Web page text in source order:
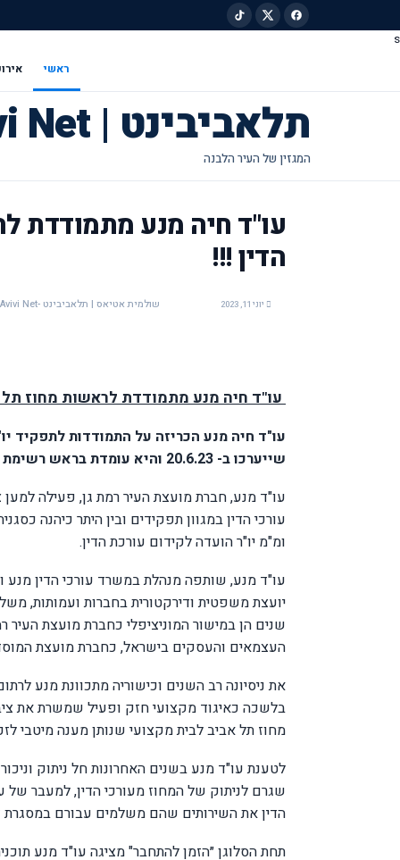
s
ראשי
תלאביבינט | Tel Avivi Net
עו"ד חיה מנע מתמודדת
הדין !!!
יוני 11, 2023 שולמית אטיאס | תלאביבינט -Tel Avivi Net
עו"ד חיה מנע מתמודדת לראשות מחוז תל
עו"ד חיה מנע הכריזה על התמודדות לתפקיד
שייערכו ב- 20.6.23 והיא עומדת בראש רשימת "המחוז בראש" לוועד המחוז.
עו"ד מנע, חברת מועצת העיר רמת גן, פעילה
עורכי הדין במגוון תפקידים ובין היתר כיהנה
ומ"מ יו"ר הועדה לקידום עורכת הדין.
עו"ד מנע, שותפה מנהלת במשרד עורכי הדין מנע
יועצת משפטית ודירקטורית בחברות ועמותות,
שנים הן במישור המוניציפלי כחברת מועצת העיר
העצמאים והעסקים בישראל, כחברת מועצת
את ניסיונה רב השנים וכישוריה מתכוונת מנע
בלשכה כאיגוד מקצועי חזק ופעיל שמשרת את
מחוז תל אביב לבית מקצועי שנותן מענה מיטבי
לטענת עו"ד מנע בשנים האחרונות חל ניתוק
שגרם לניתוק של המחוז מעורכי הדין, למעבר של
הדין את השירותים שהם משלמים עבורם במסגרת
תחת הסלוגן ״הזמן להתחבר" מציגה עו"ד מנע